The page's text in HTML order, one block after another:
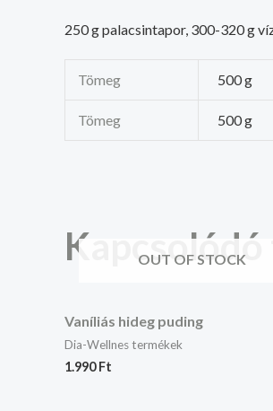
250 g palacsintapor, 300-320 g
Tömeg 500 g
Tömeg 500 g
OUT OF STOCK
Vaníliás hideg puding
Dia-Wellnes termékek
1.990Ft